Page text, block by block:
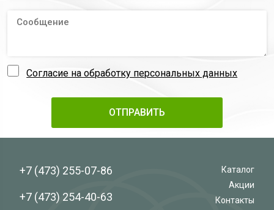
Согласие на обработку персональных данных
+7 (473) 255-07-86
+7 (473) 254-40-63
Каталог
Акции
Контакты